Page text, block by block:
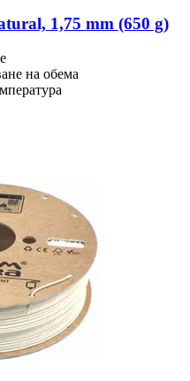
1,75 mm (650 g)
на обема